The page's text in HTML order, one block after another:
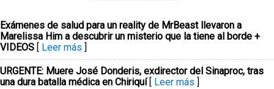
Exámenes de salud para un reality de MrBeast llevaron a
Marelissa Him a descubrir un misterio que la tiene al borde +
VIDEOS [ Leer más ]
URGENTE: Muere José Donderis, exdirector del Sinaproc, tras
una dura batalla médica en Chiriquí [ Leer más ]